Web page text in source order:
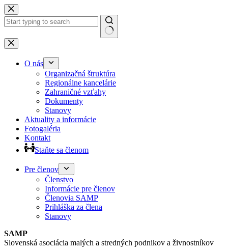
Preskočiť
na
obsah
Žiadne
výsledky
O nás
Organizačná štruktúra
Regionálne kancelárie
Zahraničné vzťahy
Dokumenty
Stanovy
Aktuality a informácie
Fotogaléria
Kontakt
Staňte sa členom
Pre členov
Členstvo
Informácie pre členov
Členovia SAMP
Prihláška za člena
Stanovy
SAMP
Slovenská asociácia malých a stredných podnikov a živnostníkov